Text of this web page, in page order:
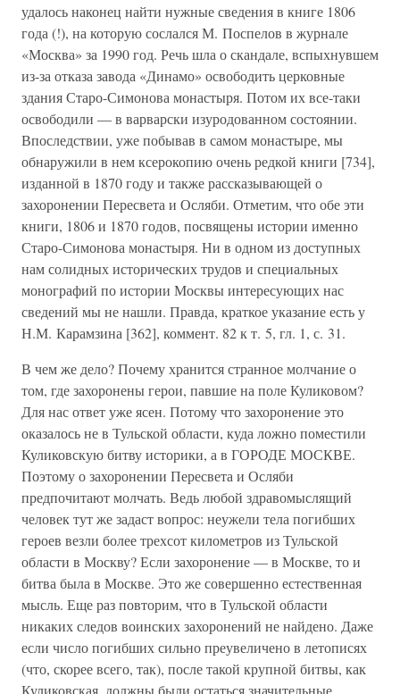
удалось наконец найти нужные сведения в книге 1806
года (!), на которую сослался М. Поспелов в журнале
«Москва» за 1990 год. Речь шла о скандале, вспыхнувшем
из-за отказа завода «Динамо» освободить церковные
здания Старо-Симонова монастыря. Потом их все-таки
освободили — в варварски изуродованном состоянии.
Впоследствии, уже побывав в самом монастыре, мы
обнаружили в нем ксерокопию очень редкой книги [734],
изданной в 1870 году и также рассказывающей о
захоронении Пересвета и Осляби. Отметим, что обе эти
книги, 1806 и 1870 годов, посвящены истории именно
Старо-Симонова монастыря. Ни в одном из доступных
нам солидных исторических трудов и специальных
монографий по истории Москвы интересующих нас
сведений мы не нашли. Правда, краткое указание есть у
Н.М. Карамзина [362], коммент. 82 к т. 5, гл. 1, с. 31.
В чем же дело? Почему хранится странное молчание о
том, где захоронены герои, павшие на поле Куликовом?
Для нас ответ уже ясен. Потому что захоронение это
оказалось не в Тульской области, куда ложно поместили
Куликовскую битву историки, а в ГОРОДЕ МОСКВЕ.
Поэтому о захоронении Пересвета и Осляби
предпочитают молчать. Ведь любой здравомыслящий
человек тут же задаст вопрос: неужели тела погибших
героев везли более трехсот километров из Тульской
области в Москву? Если захоронение — в Москве, то и
битва была в Москве. Это же совершенно естественная
мысль. Еще раз повторим, что в Тульской области
никаких следов воинских захоронений не найдено. Даже
если число погибших сильно преувеличено в летописях
(что, скорее всего, так), после такой крупной битвы, как
Куликовская, должны были остаться значительные